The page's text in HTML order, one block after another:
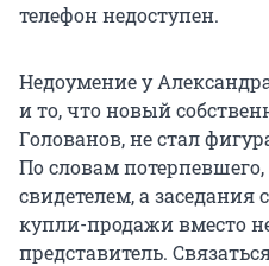
телефон недоступен.
Недоумение у
и то, что новый
Голованов, не стал
По словам
свидетелем, а заседания
купли-продажи вместо
представитель.